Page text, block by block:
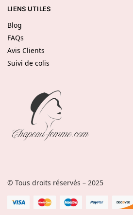
LIENS UTILES
Blog
FAQs
Avis Clients
Suivi de colis
© Tous droits réservés – 2025